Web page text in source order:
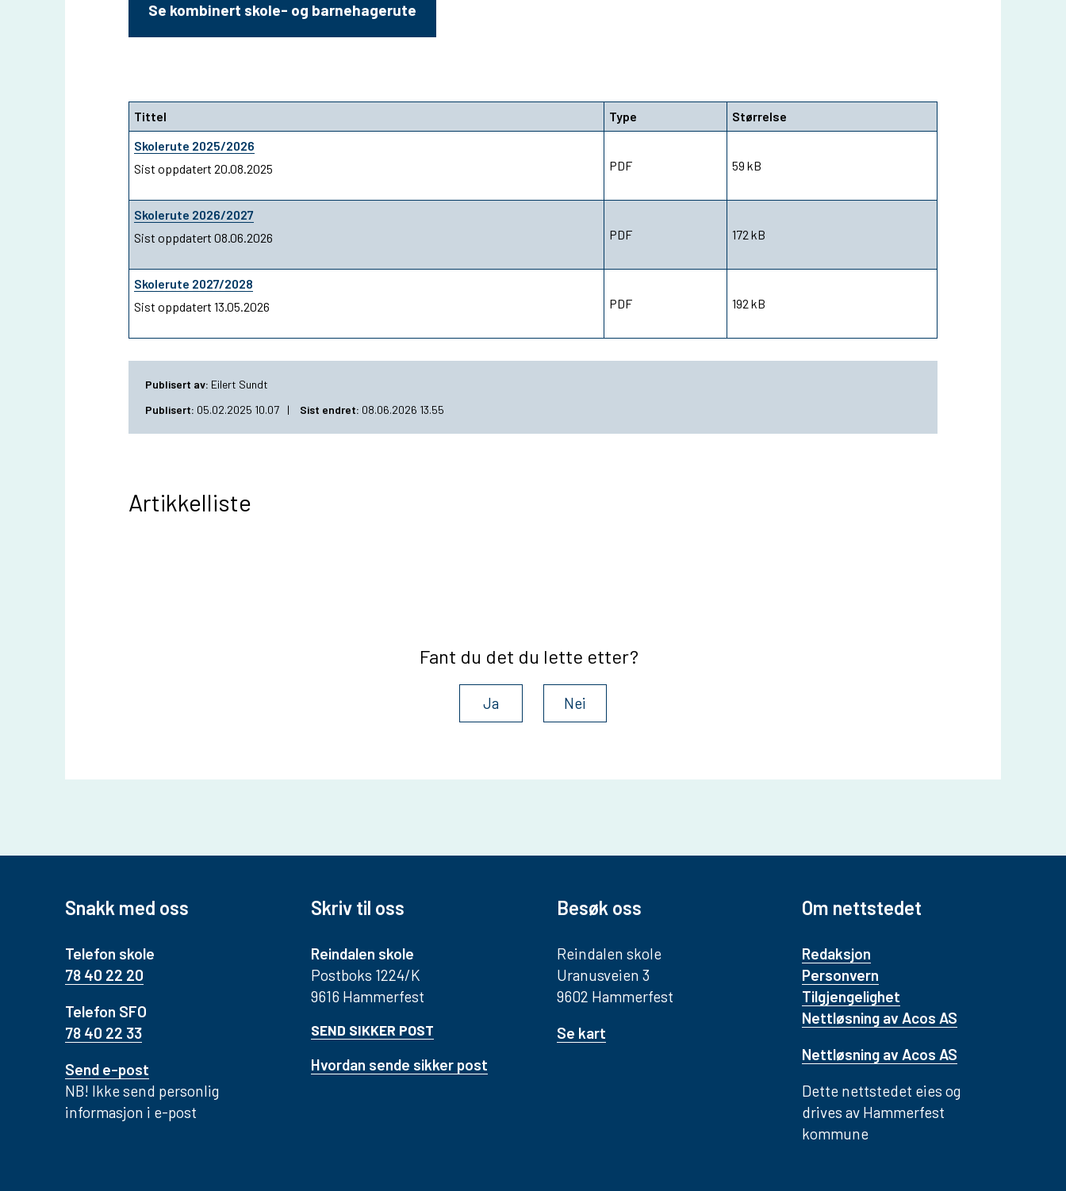
Se kombinert skole- og barnehagerute
Tittel Type
Størrelse
Skolerute 2025/2026
Sist oppdatert 20.08.2025
PDF 59 kB
Skolerute 2026/2027
Sist oppdatert 08.06.2026
PDF 172 kB
Skolerute 2027/2028
Sist oppdatert 13.05.2026
PDF 192 kB
Publisert av Eilert Sundt
Publisert 05.02.2025 10.07 Sist endret 08.06.2026 13.55
Artikkelliste
Fant du det du lette etter?
Ja Nei
Snakk med oss
Telefon skole
78 40 22 20
Telefon SFO
78 40 22 33
Send e-post
NB! Ikke send personlig
informasjon i e-post
Skriv til oss
Reindalen skole
Postboks 1224/K
9616 Hammerfest
SEND SIKKER POST
Hvordan sende sikker post
Besøk oss
Reindalen skole
Uranusveien 3
9602 Hammerfest
Se kart
Om nettstedet
Redaksjon
Personvern
Tilgjengelighet
Nettløsning av Acos AS
Nettløsning av Acos AS
Dette nettstedet eies og
drives av Hammerfest
kommune